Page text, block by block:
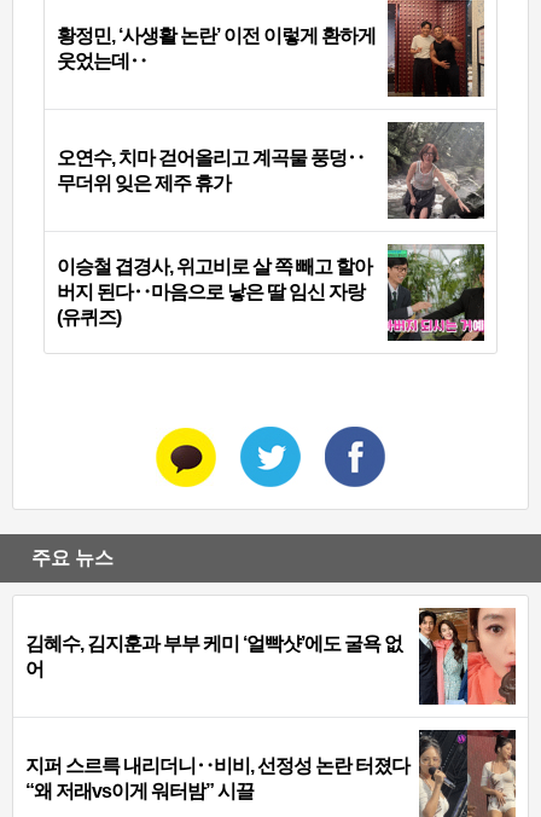
황정민, ‘사생활 논란’ 이전 이렇게 환하게
웃었는데‥
오연수, 치마 걷어올리고 계곡물 풍덩‥
무더위 잊은 제주 휴가
이승철 겹경사, 위고비로 살 쪽 빼고 할아
버지 된다‥마음으로 낳은 딸 임신 자랑
(유퀴즈)
주요 뉴스
김혜수, 김지훈과 부부 케미 ‘얼빡샷’에도 굴욕 없
어
지퍼 스르륵 내리더니‥비비, 선정성 논란 터졌다
“왜 저래vs이게 워터밤” 시끌